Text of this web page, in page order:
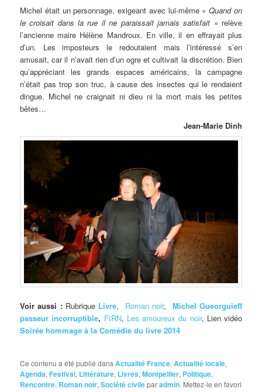
Michel était un personnage, exigeant avec lui-même «Quand on
le croisait dans la rue il ne paraissait jamais satisfait » relève
l’ancienne maire Hélène Mandroux. En ville, il en effrayait plus
d’un. Les imposteurs le redoutaient mais l’intéressé s’en
amusait, car il n’avait rien d’un ogre et cultivait la discrétion. Bien
qu’appréciant les grands espaces américains, la campagne
n’était pas trop son truc, à cause des insectes qui le rendaient
dingue. Michel ne craignait ni dieu ni la mort mais les petites
bêtes…
Jean-Marie Dinh
Voir aussi :Rubrique Livre, Roman noir, Michel Gueorguieff
passeur incorruptible, FIRN, Les amoureux du noir, Lien vidéo
Soirée hommage à la Comédie du livre 2014
Ce contenu a été publié dansActualité France,Actualité locale,
Agenda,Festival, Littérature, Livres,Montpellier, Politique,
Rencontre, Roman noir,Société civileparadmin. Mettez-le en favori